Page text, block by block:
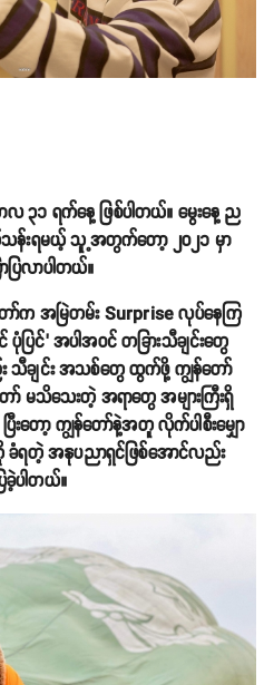
၃၁ ရက်နေ့ ဖြစ်ပါတယ်။ မွေးနေ့ ည
န်းရမယ့် သူ့အတွက်တော့ ၂၀၂၁ မှာ
ြလာပါတယ်။
က အမြဲတမ်း Surprise လုပ်နေကြ
ပြင်’ အပါအဝင် တခြားသီချင်းတွေ
သီချင်း အသစ်တွေ ထွက်ဖို့ ကျွန်တော်
ာ် မသိသေးတဲ့ အရာတွေ အများကြီးရှိ
တော့ ကျွန်တော်နဲ့အတူ လိုက်ပါစီးမျှော
ရတဲ့ အနုပညာရှင်ဖြစ်အောင်လည်း
ခဲ့ပါတယ်။